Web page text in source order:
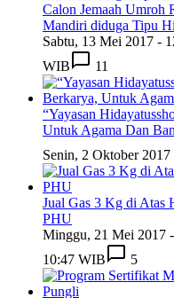
Calon Jemaah Umroh
Mandiri diduga Tipu
Sabtu, 13 Mei 2017 -
WIB
11
“Yayasan
Untuk Agama Dan
Senin, 2 Oktober
Jual Gas 3 Kg di Atas
PHU
Minggu, 21 Mei 2017
10:47 WIB
5